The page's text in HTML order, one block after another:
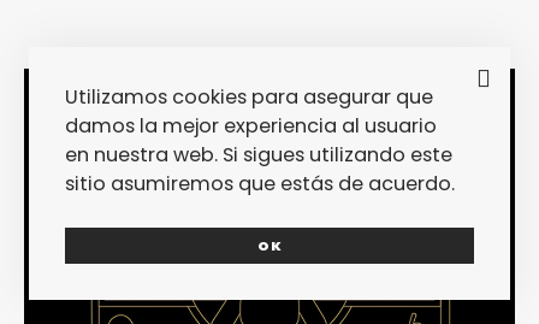
Utilizamos cookies para asegurar que
damos la mejor experiencia al usuario
en nuestra web. Si sigues utilizando este
sitio asumiremos que estás de acuerdo.
OK